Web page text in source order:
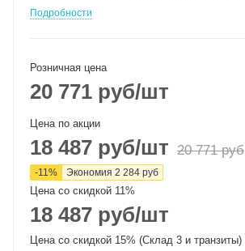
Подробности
Розничная цена
20 771 руб/шт
Цена по акции
18 487 руб/шт 20 771руб
-11% Экономия 2 284 руб
Цена со скидкой 11%
18 487 руб/шт
Цена со скидкой 15% (Склад 3 и транзиты)